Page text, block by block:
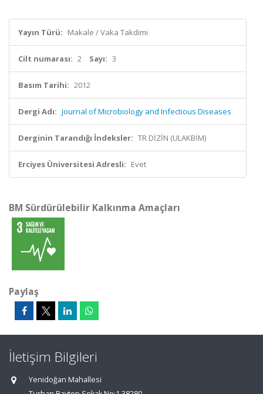
Yayın Türü: Makale / Vaka Takdimi
Cilt numarası: 2 Sayı: 3
Basım Tarihi: 2012
Dergi Adı: Journal of Microbiology and Infectious Diseases
Derginin Tarandığı İndeksler: TR DİZİN (ULAKBİM)
Erciyes Üniversitesi Adresli: Evet
BM Sürdürülebilir Kalkınma Amaçları
Paylaş
İletişim Bilgileri
Yenidoğan Mahallesi